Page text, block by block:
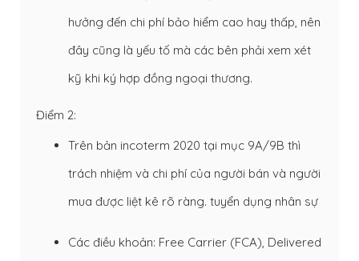
hưởng đến chi phí bảo hiểm cao hay thấp, nên
đây cũng là yếu tố mà các bên phải xem xét
kỹ khi ký hợp đồng ngoại thương.
Điểm 2:
Trên bản incoterm 2020 tại mục 9A/9B thì
trách nhiệm và chi phí của người bán và người
mua được liệt kê rõ ràng. tuyển dụng nhân sự
Các điều khoản: Free Carrier (FCA), Delivered